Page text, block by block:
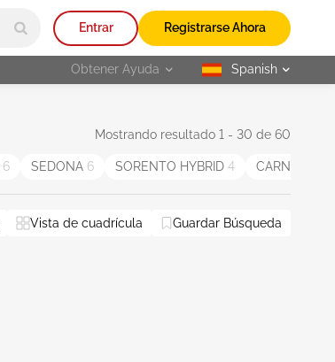
Entrar Registrarse Ahora
Obtener Ayuda selected
Spanish
Mostrando resultado 1 - 30 de 60
6 SEDONA 6 SORENTO HYBRID 4 CARNIVAL
Vista de cuadrícula Guardar Búsqueda